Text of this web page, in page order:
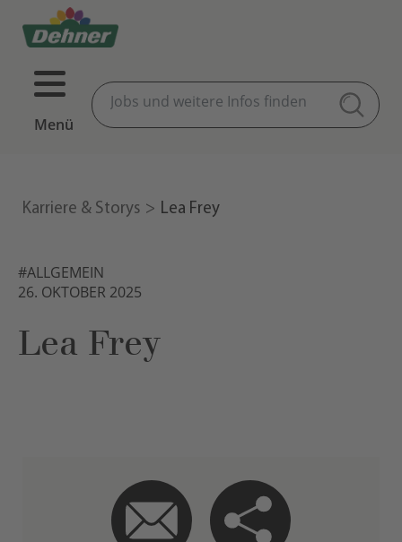
Menü
Karriere & Storys Lea Frey
#ALLGEMEIN
26. OKTOBER 2025
Lea Frey